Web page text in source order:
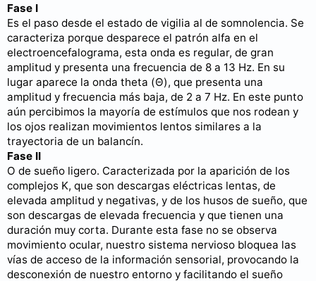
Fase I
Es el paso desde el estado de vigilia al de somnolencia. Se
caracteriza porque desparece el patrón alfa en el
electroencefalograma, esta onda es regular, de gran
amplitud y presenta una frecuencia de 8 a 13 Hz. En su
lugar aparece la onda theta (Θ), que presenta una
amplitud y frecuencia más baja, de 2 a 7 Hz. En este punto
aún percibimos la mayoría de estímulos que nos rodean y
los ojos realizan movimientos lentos similares a la
trayectoria de un balancín.
Fase II
O de sueño ligero. Caracterizada por la aparición de los
complejos K, que son descargas eléctricas lentas, de
elevada amplitud y negativas, y de los husos de sueño, que
son descargas de elevada frecuencia y que tienen una
duración muy corta. Durante esta fase no se observa
movimiento ocular, nuestro sistema nervioso bloquea las
vías de acceso de la información sensorial, provocando la
desconexión de nuestro entorno y facilitando el sueño